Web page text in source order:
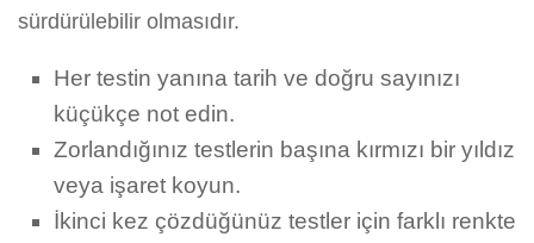
sürdürülebilir olmasıdır.
Her testin yanına tarih ve doğru sayınızı
küçükçe not edin.
Zorlandığınız testlerin başına kırmızı bir yıldız
veya işaret koyun.
İkinci kez çözdüğünüz testler için farklı renkte